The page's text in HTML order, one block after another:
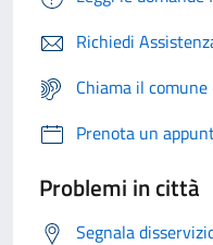
Richiedi
Chiama il
Prenota un
Problemi in città
Segnala